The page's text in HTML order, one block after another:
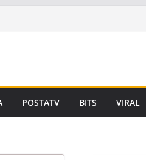
POSTATV BITS VIRAL